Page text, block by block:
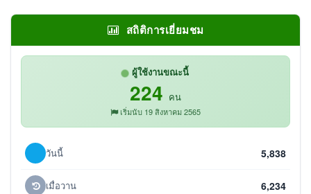
สถิติการเยี่ยมชม
ผู้ใช้งานขณะนี้
224 คน
เริ่มนับ 19 สิงหาคม 2565
วันนี้ 5,838
เมื่อวาน 6,234